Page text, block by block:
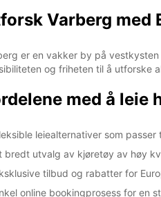
Varberg med
er en vakker by på
og friheten til å utforske
med å leie
leiealternativer som passer
bredt utvalg av kjøretøy av høy
tilbud og rabatter for
online bookingprosess for en